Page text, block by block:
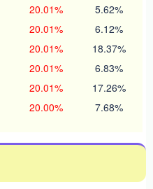
20.01% 5.62%
20.01% 6.12%
20.01% 18.37%
20.01% 6.83%
20.01% 17.26%
20.00% 7.68%